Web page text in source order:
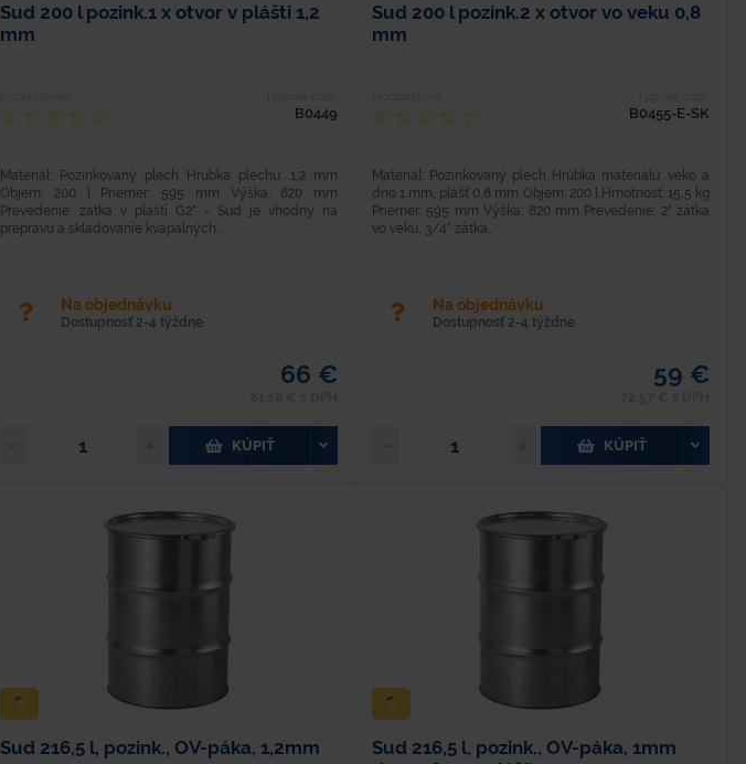
Sud 200 l pozink.1 x otvor v plášti 1,2
mm
B0449
Materiál: Pozinkovaný plech Hrúbka plechu: 1,2 mm
Objem: 200 l Priemer: 595 mm Výška: 820 mm
Prevedenie: zátka v plášti G2" - Sud je vhodný na
prepravu a skladovanie kvapalných...
Na objednávku
Dostupnosť 2-4 týždne
66 €
KÚPIŤ
Sud 200 l pozink.2 x otvor vo veku 0,8
mm
B0455-E-SK
Materiál: Pozinkovaný plech Hrúbka materiálu: veko a
dno 1 mm, plášť 0,8 mm Objem: 200 l Hmotnosť: 15,5 kg
Priemer: 595 mm Výška: 820 mm Prevedenie: 2" zátka
vo veku, 3/4" zátka...
Na objednávku
Dostupnosť 2-4 týždne
59 €
KÚPIŤ
Sud 216,5 l, pozink., OV-páka, 1,2mm
Sud 216,5 l, pozink., OV-páka, 1mm